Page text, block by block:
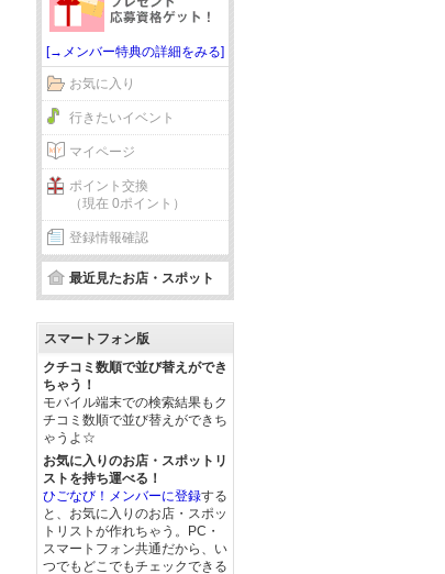
[→メンバー特典の詳細をみる]
お気に入り
行きたいイベント
マイページ
ポイント交換
（現在 0ポイント）
登録情報確認
最近見たお店・スポット
スマートフォン版
クチコミ数順で並び替えができ
ちゃう！
モバイル端末での検索結果もク
チコミ数順で並び替えができち
ゃうよ☆
お気に入りのお店・スポットリ
ストを持ち運べる！
ひごなび！メンバーに登録する
と、お気に入りのお店・スポッ
トリストが作れちゃう。PC・
スマートフォン共通だから、い
つでもどこでもチェックできる